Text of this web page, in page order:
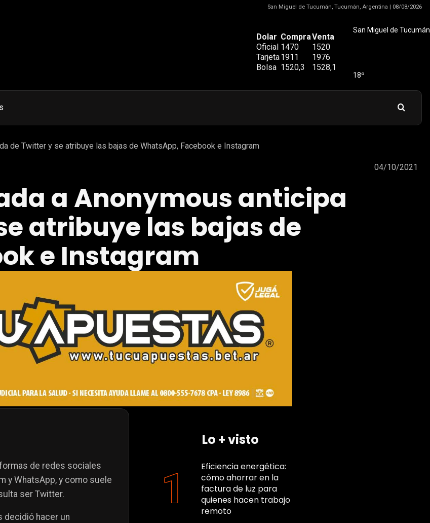
San Miguel de Tucumán, Tucumán, Argentina | 08/08/2026
Dolar CompraVenta
Oficial 1470
1520
Tarjeta1911
1976
Bolsa 1520,3 1528,1
San Miguel de Tucumán
18º
de Twitter y se atribuye las bajas de WhatsApp, Facebook e Instagram
04/10/2021
a Anonymous anticipa
atribuye las bajas de
e Instagram
de redes sociales
y WhatsApp, y como suele
ser Twitter.
decidió hacer un
Lo + visto
Eficiencia energética:
cómo ahorrar en la
factura de luz para
quienes hacen trabajo
remoto